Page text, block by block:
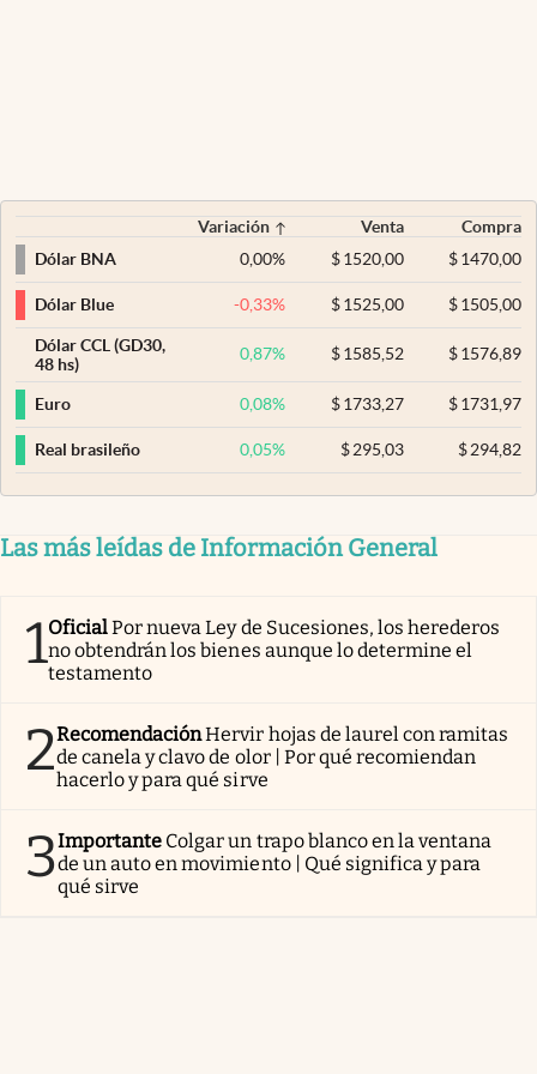
Variación Venta
Compra
Dólar BNA
0,00% $ 1520,00 $1470,00
Dólar Blue -0,33% $ 1525,00 $1505,00
Dólar CCL (GD30,
48 hs)
0,87% $ 1585,52 $1576,89
Euro 0,08% $ 1733,27 $1731,97
Real brasileño 0,05% $ 295,03 $294,82
Las más leídas de Información General
1OficialPor nueva Ley de Sucesiones, los herederos
no obtendrán los bienes aunque lo determine el
testamento
2RecomendaciónHervir hojas de laurel con ramitas
de canela y clavo de olor | Por qué recomiendan
hacerlo y para qué sirve
3Importante Colgar un trapo blanco en la ventana
de un auto en movimiento | Qué significa y para
qué sirve